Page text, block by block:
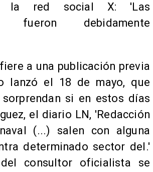
la red social X: 'Las
fueron debidamente
a una publicación previa
lanzó el 18 de mayo, que
si en estos días
el diario LN, 'Redacción
(...) salen con alguna
determinado sector del.'
consultor oficialista se